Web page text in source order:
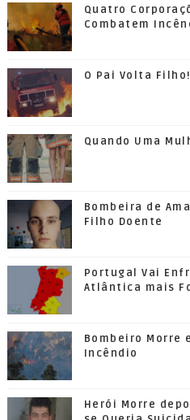
Quatro
Combatem
O Pai Volta
Quando Uma
Bombeira de
Filho Doente
Portugal Vai
Atlântica mais
Bombeiro Morre
Incêndio
Herói Morre